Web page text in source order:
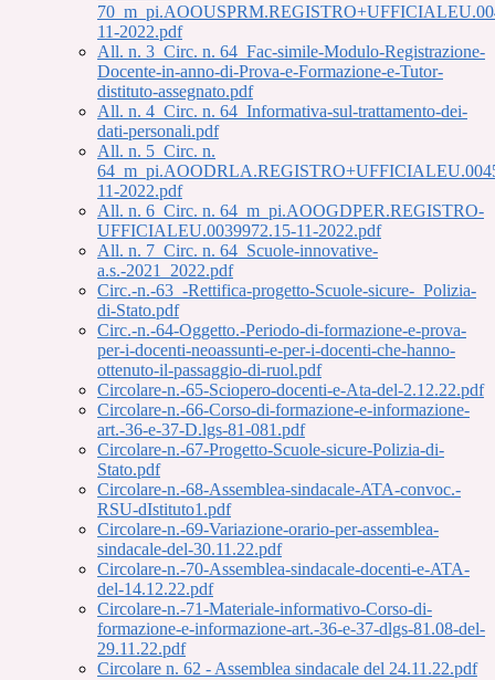
11-2022.pdf
All. n. 3_Circ. n. 64_Fac-simile-Modulo-Registrazione-
Docente-in-anno-di-Prova-e-Formazione-e-Tutor-
distituto-assegnato.pdf
All. n. 4_Circ. n. 64_Informativa-sul-trattamento-dei-
dati-personali.pdf
All. n. 5_Circ. n.
11-2022.pdf
All. n. 6_Circ. n. 64_m_pi.AOOGDPER.REGISTRO-
UFFICIALEU.0039972.15-11-2022.pdf
All. n. 7_Circ. n. 64_Scuole-innovative-
a.s.-2021_2022.pdf
Circ.-n.-63_-Rettifica-progetto-Scuole-sicure-_Polizia-
di-Stato.pdf
Circ.-n.-64-Oggetto.-Periodo-di-formazione-e-prova-
per-i-docenti-neoassunti-e-per-i-docenti-che-hanno-
ottenuto-il-passaggio-di-ruol.pdf
Circolare-n.-65-Sciopero-docenti-e-Ata-del-2.12.22.pdf
Circolare-n.-66-Corso-di-formazione-e-informazione-
art.-36-e-37-D.lgs-81-081.pdf
Circolare-n.-67-Progetto-Scuole-sicure-Polizia-di-
Stato.pdf
Circolare-n.-68-Assemblea-sindacale-ATA-convoc.-
RSU-dIstituto1.pdf
Circolare-n.-69-Variazione-orario-per-assemblea-
sindacale-del-30.11.22.pdf
Circolare-n.-70-Assemblea-sindacale-docenti-e-ATA-
del-14.12.22.pdf
Circolare-n.-71-Materiale-informativo-Corso-di-
formazione-e-informazione-art.-36-e-37-dlgs-81.08-del-
29.11.22.pdf
Circolare n. 62 - Assemblea sindacale del 24.11.22.pdf